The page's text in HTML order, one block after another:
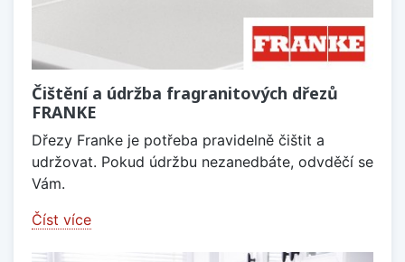
Čištění a údržba fragranitových dřezů
FRANKE
Dřezy Franke je potřeba pravidelně čištit a
udržovat. Pokud údržbu nezanedbáte, odvděčí se
Vám.
Číst více